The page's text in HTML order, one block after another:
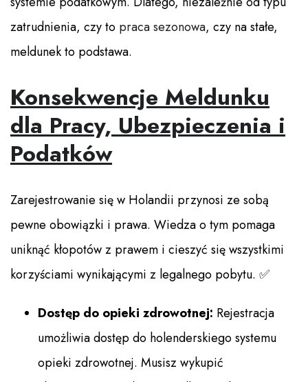
zatrudnienia, czy to praca sezonowa, czy na stałe,
meldunek to podstawa.
Konsekwencje Meldunku
dla Pracy, Ubezpieczenia i
Podatków
Zarejestrowanie się w Holandii przynosi ze sobą
pewne obowiązki i prawa. Wiedza o tym pomaga
uniknąć kłopotów z prawem i cieszyć się wszystkimi
korzyściami wynikającymi z legalnego pobytu. ✅
Dostęp do opieki zdrowotnej: Rejestracja
umożliwia dostęp do holenderskiego systemu
opieki zdrowotnej. Musisz wykupić